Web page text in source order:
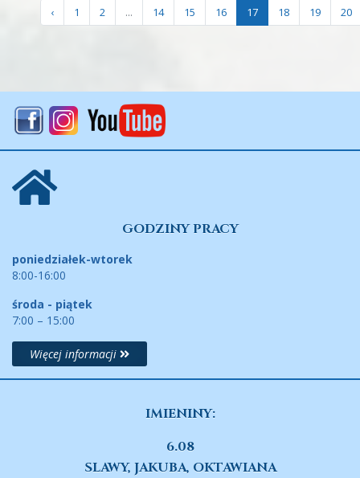
GODZINY PRACY
poniedziałek-wtorek
8:00-16:00
środa - piątek
7:00 – 15:00
Więcej informacji
IMIENINY:
6.08
SLAWY, JAKUBA, OKTAWIANA
‹ 1 2 ... 14 15 16 17 18 19 20